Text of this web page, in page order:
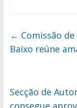
← Comissão
Baixo reúne
Secção de